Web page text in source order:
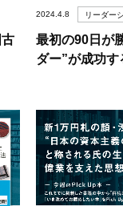
2024.4.8 リーダー
最初の90日が
ダー”が成功